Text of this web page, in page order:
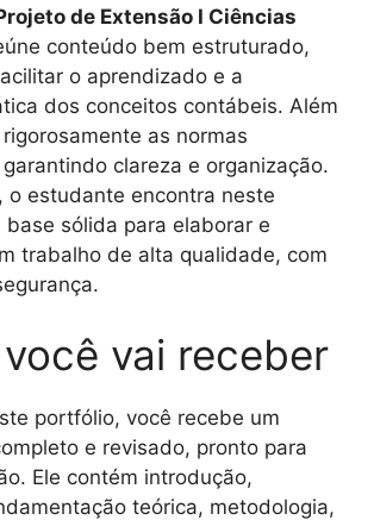
de Extensão I Ciências
conteúdo bem estruturado,
o aprendizado e a
dos conceitos contábeis. Além
as normas
clareza e organização.
o estudante encontra neste
base sólida para elaborar e
trabalho de alta qualidade, com
vai receber
portfólio, você recebe um
e revisado, pronto para
Ele contém introdução,
teórica, metodologia,